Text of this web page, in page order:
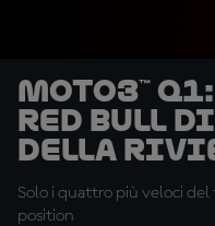
Moto3™
Red Bull
della
Solo i quattro più veloci
position